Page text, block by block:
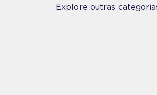
Explore outras